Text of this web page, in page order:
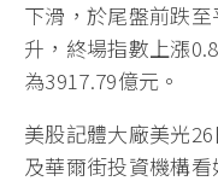
下滑，於尾盤前跌
升，終場指數上漲
為3917.79億元。
美股記體大廠美光
及華爾街投資機構